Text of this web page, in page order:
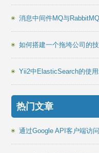
消息中间件MQ与
如何搭建一个拖垮公司的
Yii2中ElasticSearch的使用
热门文章
通过Google API客户端访